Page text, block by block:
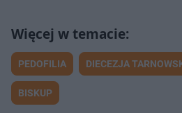
PEDOFILIA DIECEZJA
BISKUP